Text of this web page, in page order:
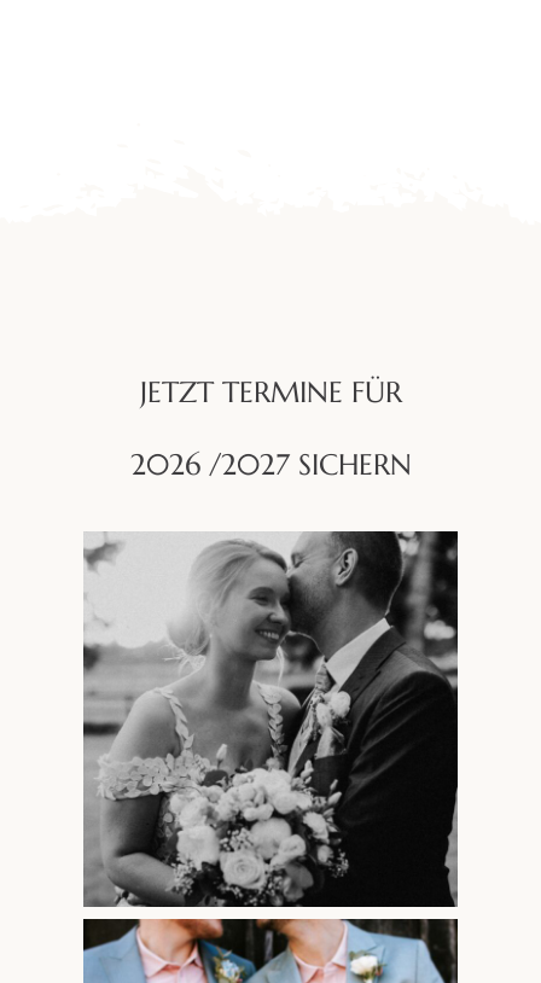
JETZT TERMINE FÜR
2026 /2027 SICHERN